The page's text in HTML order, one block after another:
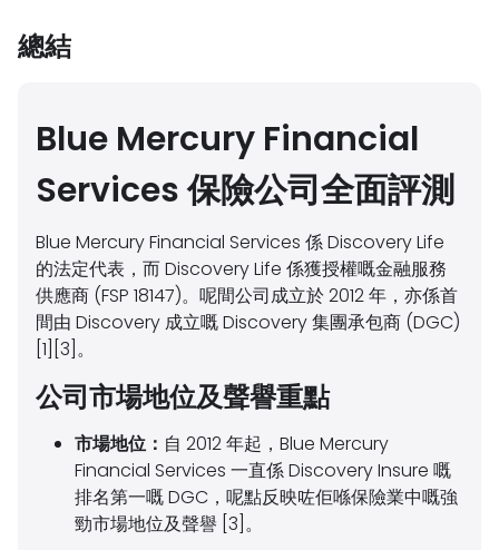
總結
Blue Mercury Financial
Services 保險公司全面評測
Blue Mercury Financial Services 係 Discovery Life
的法定代表，而 Discovery Life 係獲授權嘅金融服務
供應商 (FSP 18147)。呢間公司成立於 2012 年，亦係首
間由 Discovery 成立嘅 Discovery 集團承包商 (DGC)
[1][3]。
公司市場地位及聲譽重點
市場地位： 自 2012 年起，Blue Mercury
Financial Services 一直係 Discovery Insure 嘅
排名第一嘅 DGC，呢點反映咗佢喺保險業中嘅強
勁市場地位及聲譽 [3]。